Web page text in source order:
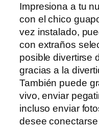
Impresiona a tu
con el chico
vez instalado,
con extraños
posible divertirse
gracias a la
También puede
vivo, enviar
incluso enviar
desee